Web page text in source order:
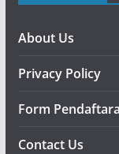
About Us
Privacy Policy
Form
Contact Us